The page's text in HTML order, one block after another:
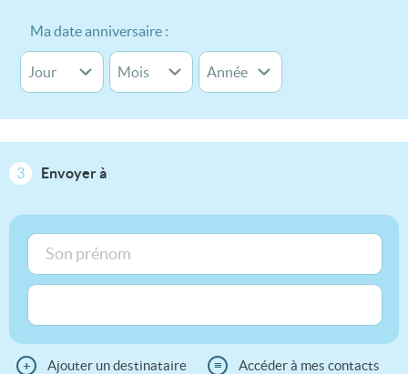
Ma date anniversaire :
3 Envoyer à
+ Ajouter un destinataire ≡ Accéder à mes contacts